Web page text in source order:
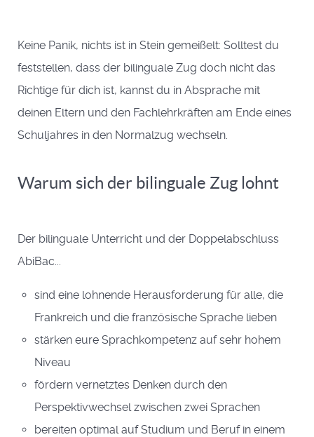
Keine Panik, nichts ist in Stein gemeißelt: Solltest du
feststellen, dass der bilinguale Zug doch nicht das
Richtige für dich ist, kannst du in Absprache mit
deinen Eltern und den Fachlehrkräften am Ende eines
Schuljahres in den Normalzug wechseln.
Warum sich der bilinguale Zug lohnt
Der bilinguale Unterricht und der Doppelabschluss
AbiBac...
sind eine lohnende Herausforderung für alle, die
Frankreich und die französische Sprache lieben
stärken eure Sprachkompetenz auf sehr hohem
Niveau
fördern vernetztes Denken durch den
Perspektivwechsel zwischen zwei Sprachen
bereiten optimal auf Studium und Beruf in einem